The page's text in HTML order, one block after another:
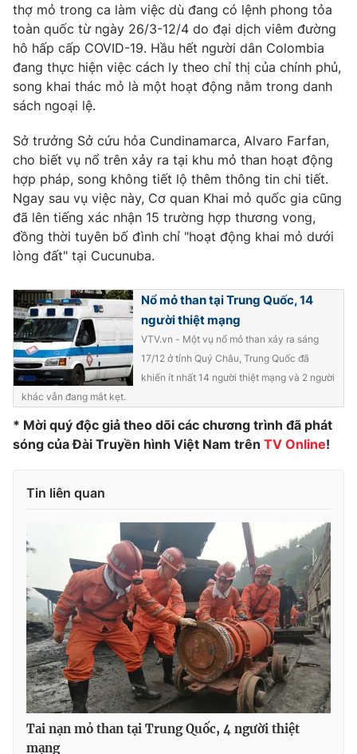
Góc doanh nghiệp
Truyền hình
Phim VTV
Hậu trường
Nhân vật
Khán giả
Giải sao mai
Giải trí
Điện ảnh
Sao
Đời sống
Du lịch
Làm đẹp
Chất lượng cuộc sống
Giáo dục
Tuyển sinh
Học trực tuyến
Công nghệ
Hitech Công nghệ tương lai
Sản phẩm
Thị trường
Tư vấn
Giao lưu trực tuyến
Lịch phát sóng
Chuyên mục khác
Emagazine Podcast
Photo Infographic
VTV Sức khoẻ Bất động sản
Thị trường 24h Tấm lòng Việt
VTV4 Vươn mình bằng AI
VTV9 VTV8
Liên hệ tòa soạn
thợ mỏ trong ca làm việc dù đang có lệnh phong tỏa
toàn quốc từ ngày 26/3-12/4 do đại dịch viêm đường
hô hấp cấp COVID-19. Hầu hết người dân Colombia
đang thực hiện việc cách ly theo chỉ thị của chính phủ,
song khai thác mỏ là một hoạt động nằm trong danh
sách ngoại lệ.
Sở trưởng Sở cứu hỏa Cundinamarca, Alvaro Farfan,
cho biết vụ nổ trên xảy ra tại khu mỏ than hoạt động
hợp pháp, song không tiết lộ thêm thông tin chi tiết.
Ngay sau vụ việc này, Cơ quan Khai mỏ quốc gia cũng
đã lên tiếng xác nhận 15 trường hợp thương vong,
đồng thời tuyên bố đình chỉ "hoạt động khai mỏ dưới
lòng đất" tại Cucunuba.
Nổ mỏ than tại Trung Quốc, 14
người thiệt mạng
VTV.vn - Một vụ nổ mỏ than xảy ra sáng
17/12 ở tỉnh Quý Châu, Trung Quốc đã
khiến ít nhất 14 người thiệt mạng và 2 người
khác vẫn đang mắt kẹt.
* Mời quý độc giả theo dõi các chương trình đã phát
sóng của Đài Truyền hình Việt Nam trên TV Online!
Tin liên quan
Tai nạn mỏ than tại Trung Quốc, 4 người thiệt
mạng